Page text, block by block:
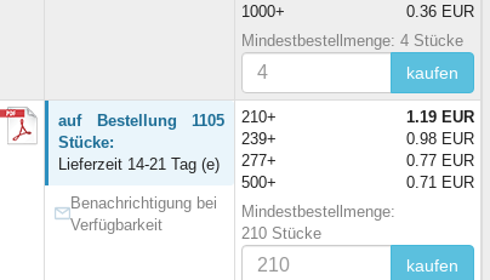
1000+
0.36 EUR
Mindestbestellmenge: 4 Stücke
kaufen
auf Bestellung 1105
Stücke:
Lieferzeit 14-21 Tag (e)
Benachrichtigung bei
Verfügbarkeit
210+
1.19 EUR
239+
0.98 EUR
277+
0.77 EUR
500+
0.71 EUR
Mindestbestellmenge:
210 Stücke
kaufen